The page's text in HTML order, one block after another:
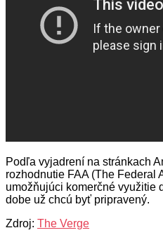
Podľa vyjadrení na stránkach
rozhodnutie FAA (The Federal
umožňujúci komerčné využitie
dobe už chcú byť pripravený.
Zdroj: The Verge